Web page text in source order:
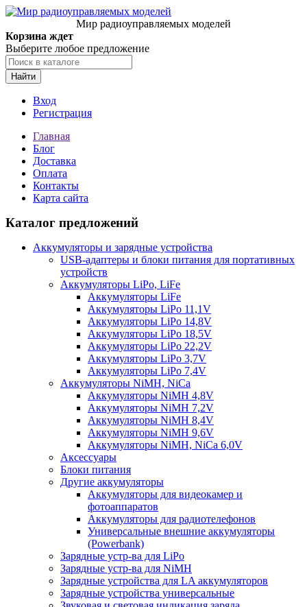
Мир радиоуправляемых моделей
Корзина ждет
Выберите любое предложение
Найти
Вход
Регистрация
Главная
Блог
Доставка
Оплата
Контакты
Карта сайта
Каталог предложений
Аккумуляторы и зарядные устройства
USB-адаптеры и блоки питания для портативных
устройств
Аккумуляторы LiPo, LiFe
Аккумуляторы LiFe
Аккумуляторы LiPo 11,1V
Аккумуляторы LiPo 14,8V
Аккумуляторы LiPo 18,5V
Аккумуляторы LiPo 22,2V
Аккумуляторы LiPo 3,7V
Аккумуляторы LiPo 7,4V
Аккумуляторы NiMH, NiCa
Аккумуляторы NiMH 4,8V
Аккумуляторы NiMH 7,2V
Аккумуляторы NiMH 8,4V
Аккумуляторы NiMH 9,6V
Аккумуляторы NiMH, NiCa 6,0V
Аксессуары
Блоки питания
Другие аккумуляторы
Аккумуляторы для видеокамер и
фотоаппаратов
Аккумуляторы для радиотелефонов
Универсальные внешние аккумуляторы
(Powerbank)
Зарядные устр-ва для LiPo
Зарядные устр-ва для NiMH
Зарядные устройства для LA аккумуляторов
Зарядные устройства универсальные